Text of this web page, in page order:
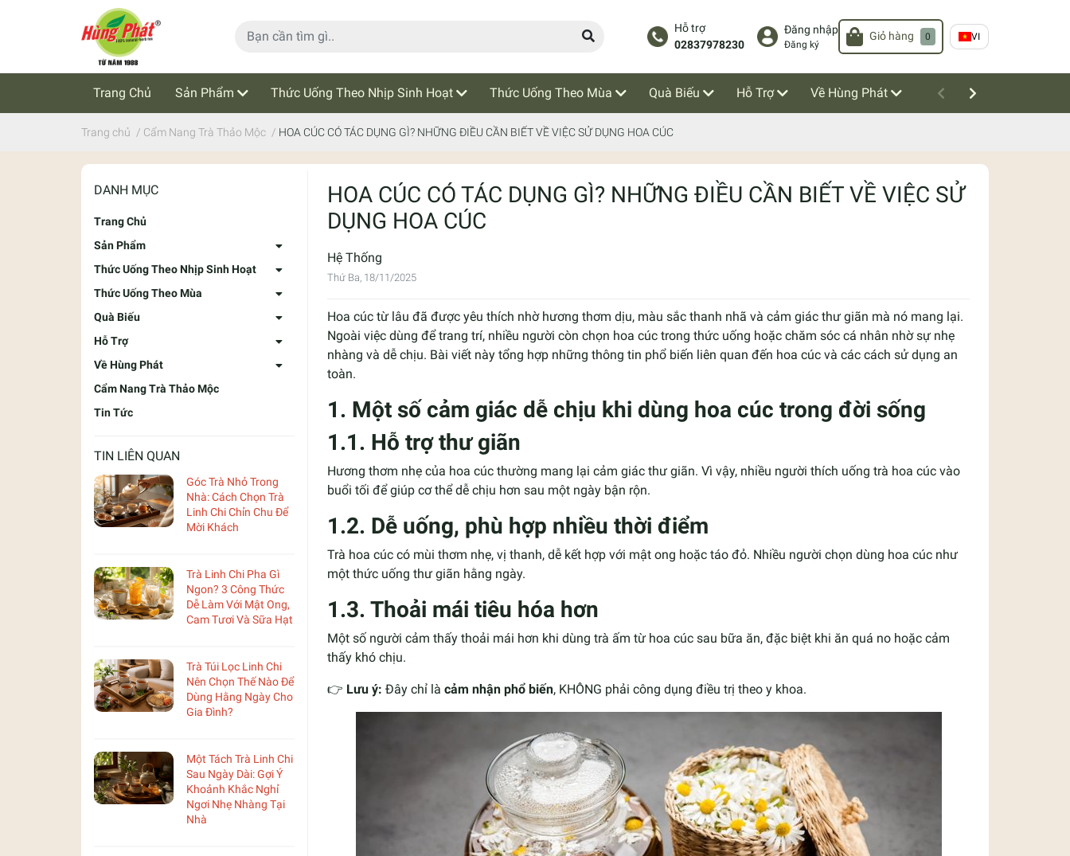
Hỗ trợ
02837978230
Đăng nhập
Đăng ký
Giỏ hàng 0 VI
Trang Chủ Sản Phẩm Thức Uống Theo Nhịp Sinh Hoạt Thức Uống Theo Mùa Quà Biếu Hỗ Trợ Về Hùng Phát
Cẩm Nang Trà Thảo Mộc Tin Tức
Trang chủ / Cẩm Nang Trà Thảo Mộc / HOA CÚC CÓ TÁC DỤNG GÌ? NHỮNG ĐIỀU CẦN BIẾT VỀ VIỆC SỬ DỤNG HOA CÚC
DANH MỤC
Trang Chủ
Sản Phẩm
Thức Uống Theo Nhịp Sinh Hoạt
Thức Uống Theo Mùa
Quà Biếu
Hỗ Trợ
Về Hùng Phát
Cẩm Nang Trà Thảo Mộc
Tin Tức
TIN LIÊN QUAN
Góc Trà Nhỏ Trong
Nhà: Cách Chọn Trà
Linh Chi Chỉn Chu Để
Mời Khách
Trà Linh Chi Pha Gì
Ngon? 3 Công Thức
Dễ Làm Với Mật Ong,
Cam Tươi Và Sữa Hạt
Trà Túi Lọc Linh Chi
Nên Chọn Thế Nào Để
Dùng Hằng Ngày Cho
Gia Đình?
Một Tách Trà Linh Chi
Sau Ngày Dài: Gợi Ý
Khoảnh Khắc Nghỉ
Ngơi Nhẹ Nhàng Tại
Nhà
HOA CÚC CÓ TÁC DỤNG GÌ? NHỮNG ĐIỀU CẦN BIẾT VỀ VIỆC SỬ
DỤNG HOA CÚC
Hệ Thống
Thứ Ba, 18/11/2025
Hoa cúc từ lâu đã được yêu thích nhờ hương thơm dịu, màu sắc thanh nhã và cảm giác thư giãn mà nó mang lại.
Ngoài việc dùng để trang trí, nhiều người còn chọn hoa cúc trong thức uống hoặc chăm sóc cá nhân nhờ sự nhẹ
nhàng và dễ chịu. Bài viết này tổng hợp những thông tin phổ biến liên quan đến hoa cúc và các cách sử dụng an
toàn.
1. Một số cảm giác dễ chịu khi dùng hoa cúc trong đời sống
1.1. Hỗ trợ thư giãn
Hương thơm nhẹ của hoa cúc thường mang lại cảm giác thư giãn. Vì vậy, nhiều người thích uống trà hoa cúc vào
buổi tối để giúp cơ thể dễ chịu hơn sau một ngày bận rộn.
1.2. Dễ uống, phù hợp nhiều thời điểm
Trà hoa cúc có mùi thơm nhẹ, vị thanh, dễ kết hợp với mật ong hoặc táo đỏ. Nhiều người chọn dùng hoa cúc như
một thức uống thư giãn hằng ngày.
1.3. Thoải mái tiêu hóa hơn
Một số người cảm thấy thoải mái hơn khi dùng trà ấm từ hoa cúc sau bữa ăn, đặc biệt khi ăn quá no hoặc cảm
thấy khó chịu.
👉 Lưu ý: Đây chỉ là cảm nhận phổ biến, KHÔNG phải công dụng điều trị theo y khoa.